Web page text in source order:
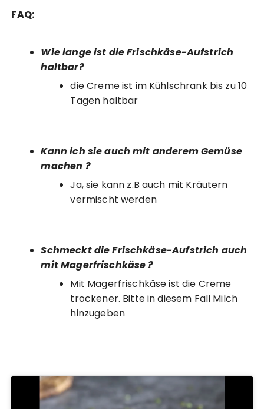
FAQ:
Wie lange ist die Frischkäse-Aufstrich
haltbar?
die Creme ist im Kühlschrank bis zu 10
Tagen haltbar
Kann ich sie auch mit anderem Gemüse
machen ?
Ja, sie kann z.B auch mit Kräutern
vermischt werden
Schmeckt die Frischkäse-Aufstrich auch
mit Magerfrischkäse ?
Mit Magerfrischkäse ist die Creme
trockener. Bitte in diesem Fall Milch
hinzugeben